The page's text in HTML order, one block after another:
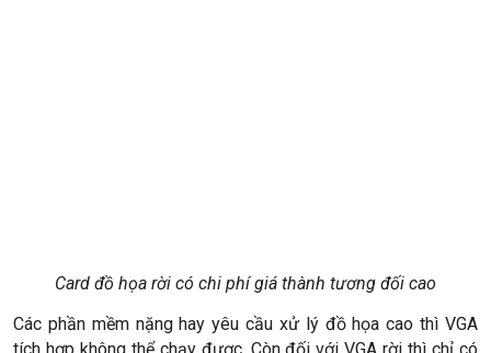
Card đồ họa rời có chi phí giá thành tương đối cao
Các phần mềm nặng hay yêu cầu xử lý đồ họa cao thì VGA
tích hợp không thể chạy được. Còn đối với VGA rời thì chỉ có